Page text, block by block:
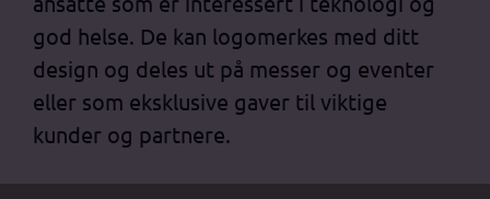
god helse. De kan logomerkes med ditt
design og deles ut på messer og eventer
eller som eksklusive gaver til viktige
kunder og partnere.